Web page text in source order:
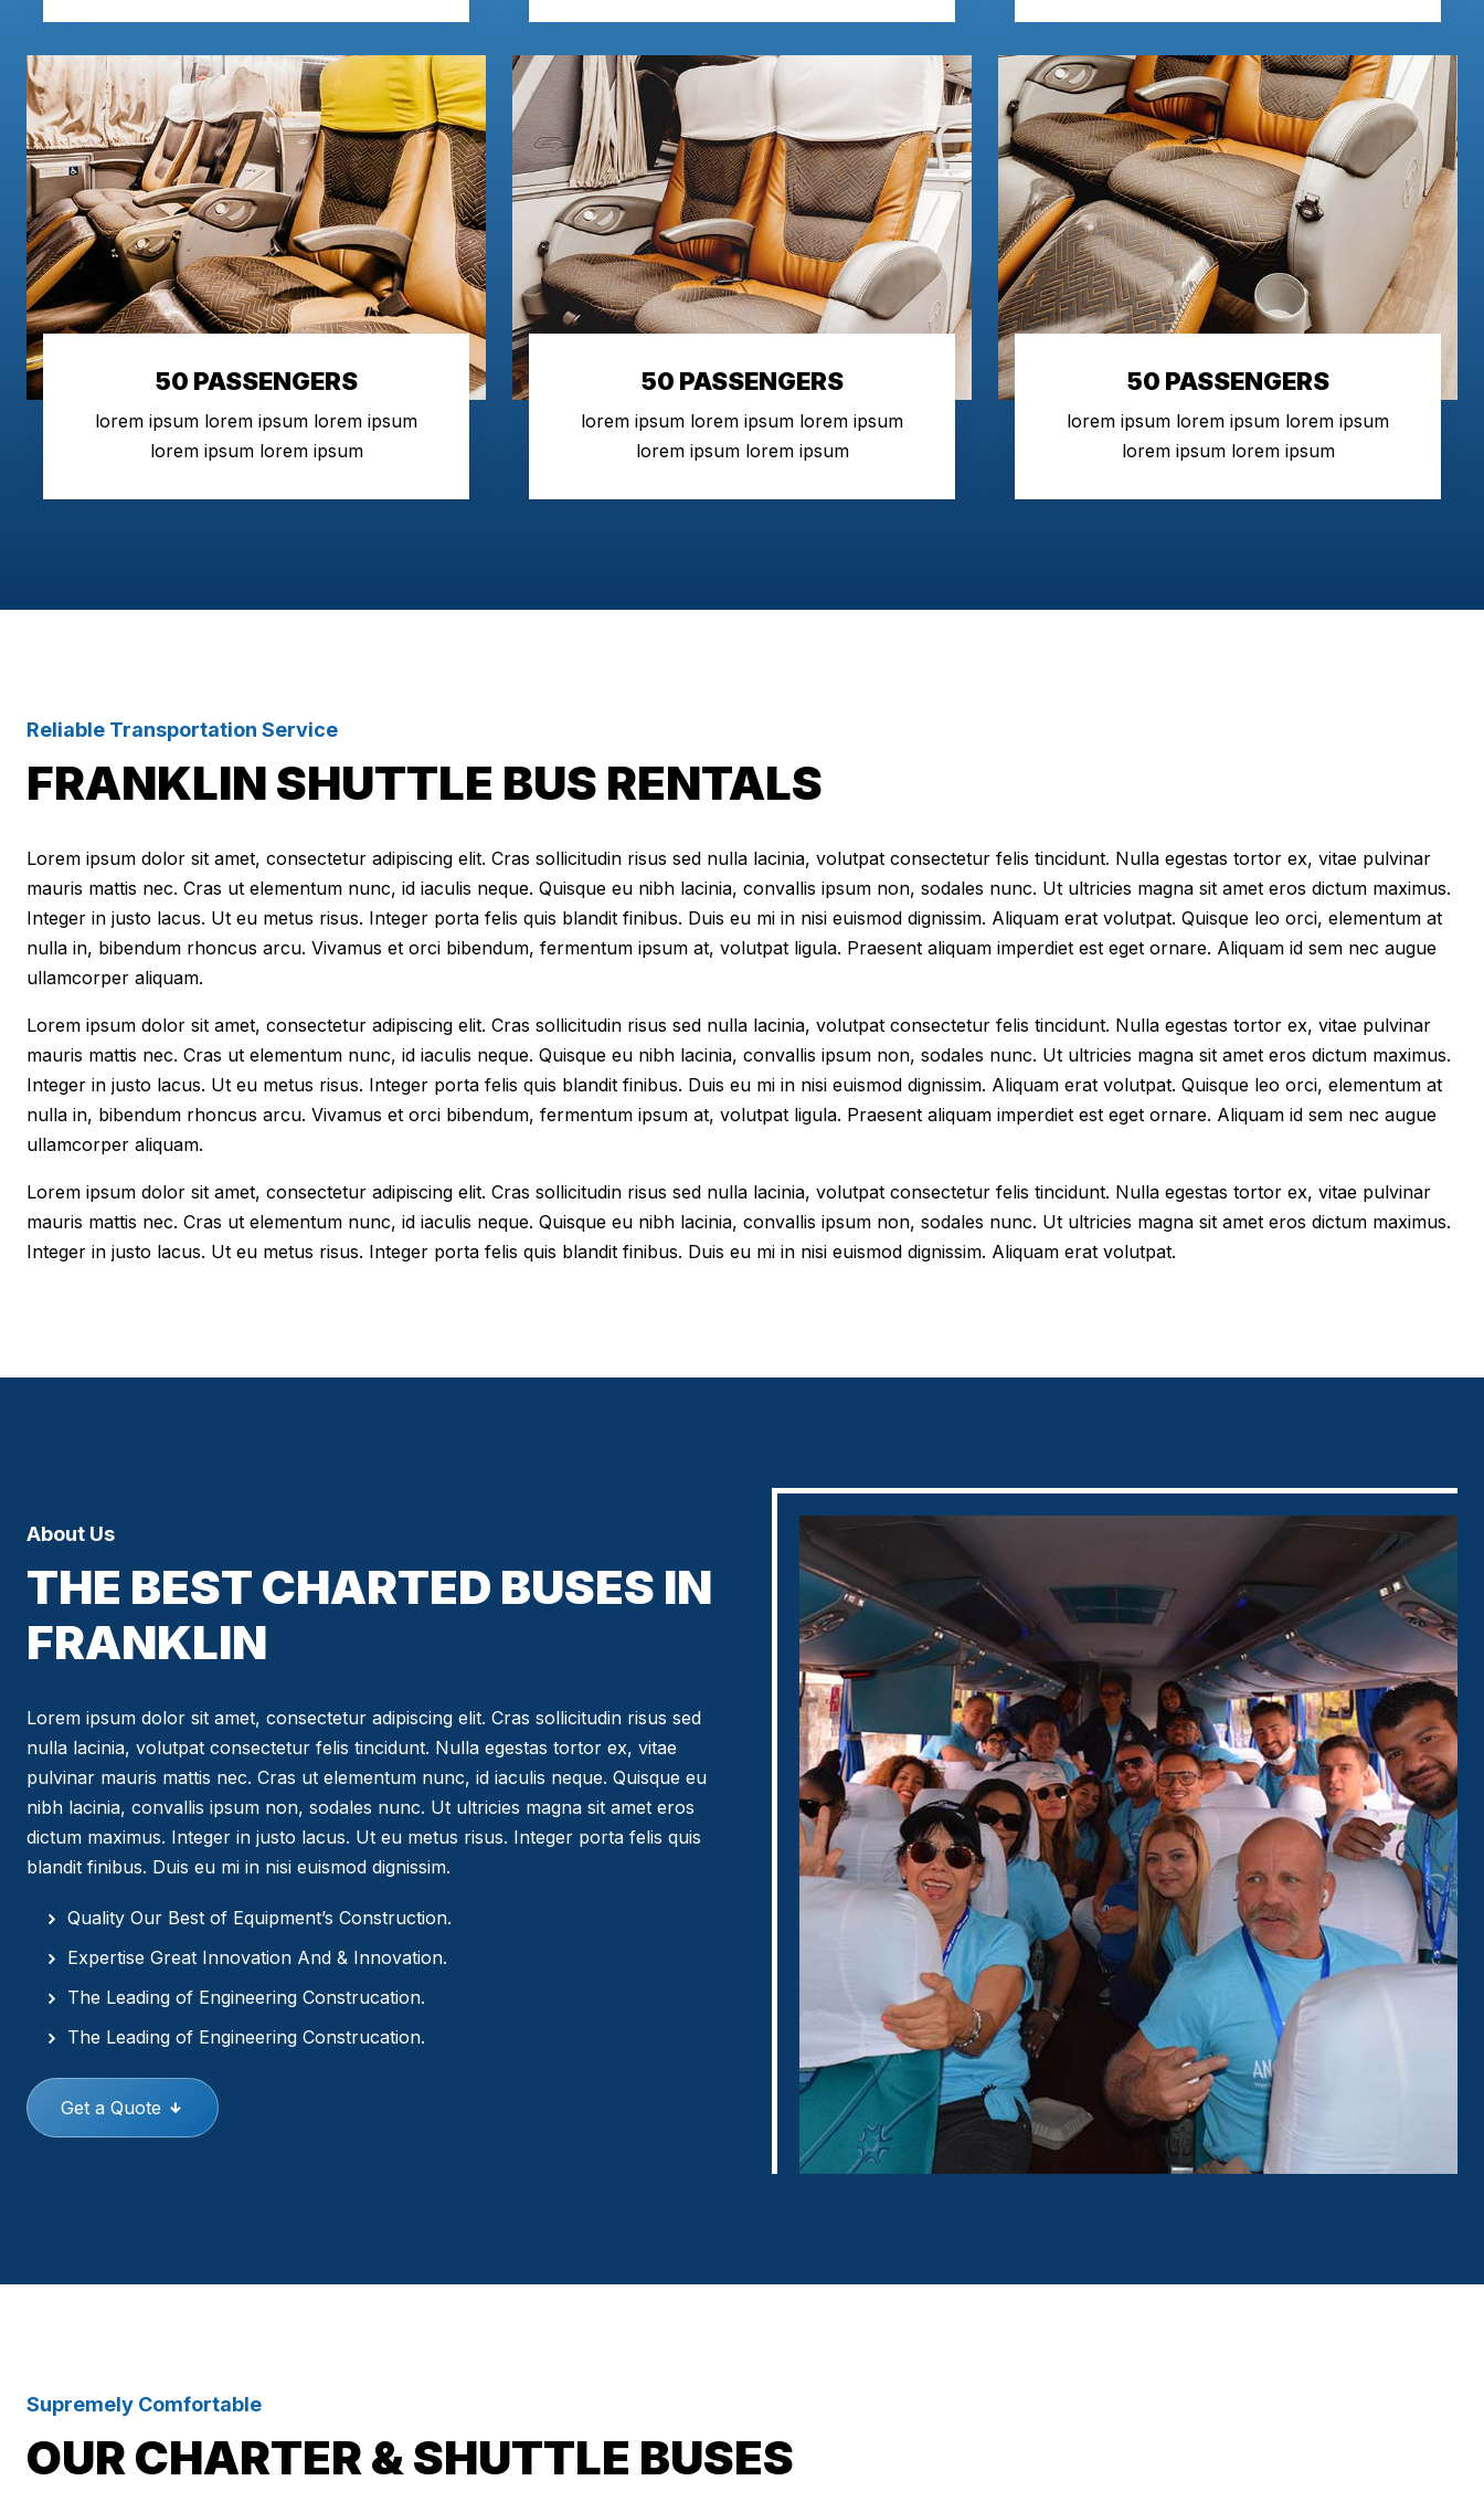
50 PASSENGERS
lorem ipsum lorem ipsum lorem ipsum
lorem ipsum lorem ipsum
50 PASSENGERS
lorem ipsum lorem ipsum lorem ipsum
lorem ipsum lorem ipsum
50 PASSENGERS
lorem ipsum lorem ipsum lorem ipsum
lorem ipsum lorem ipsum
Reliable Transportation Service
FRANKLIN SHUTTLE BUS RENTALS
Lorem ipsum dolor sit amet, consectetur adipiscing elit. Cras sollicitudin risus sed nulla lacinia, volutpat consectetur felis tincidunt. Nulla egestas tortor ex, vitae pulvinar
mauris mattis nec. Cras ut elementum nunc, id iaculis neque. Quisque eu nibh lacinia, convallis ipsum non, sodales nunc. Ut ultricies magna sit amet eros dictum maximus.
Integer in justo lacus. Ut eu metus risus. Integer porta felis quis blandit finibus. Duis eu mi in nisi euismod dignissim. Aliquam erat volutpat. Quisque leo orci, elementum at
nulla in, bibendum rhoncus arcu. Vivamus et orci bibendum, fermentum ipsum at, volutpat ligula. Praesent aliquam imperdiet est eget ornare. Aliquam id sem nec augue
ullamcorper aliquam.
Lorem ipsum dolor sit amet, consectetur adipiscing elit. Cras sollicitudin risus sed nulla lacinia, volutpat consectetur felis tincidunt. Nulla egestas tortor ex, vitae pulvinar
mauris mattis nec. Cras ut elementum nunc, id iaculis neque. Quisque eu nibh lacinia, convallis ipsum non, sodales nunc. Ut ultricies magna sit amet eros dictum maximus.
Integer in justo lacus. Ut eu metus risus. Integer porta felis quis blandit finibus. Duis eu mi in nisi euismod dignissim. Aliquam erat volutpat. Quisque leo orci, elementum at
nulla in, bibendum rhoncus arcu. Vivamus et orci bibendum, fermentum ipsum at, volutpat ligula. Praesent aliquam imperdiet est eget ornare. Aliquam id sem nec augue
ullamcorper aliquam.
Lorem ipsum dolor sit amet, consectetur adipiscing elit. Cras sollicitudin risus sed nulla lacinia, volutpat consectetur felis tincidunt. Nulla egestas tortor ex, vitae pulvinar
mauris mattis nec. Cras ut elementum nunc, id iaculis neque. Quisque eu nibh lacinia, convallis ipsum non, sodales nunc. Ut ultricies magna sit amet eros dictum maximus.
Integer in justo lacus. Ut eu metus risus. Integer porta felis quis blandit finibus. Duis eu mi in nisi euismod dignissim. Aliquam erat volutpat.
About Us
THE BEST CHARTED BUSES IN
FRANKLIN
Lorem ipsum dolor sit amet, consectetur adipiscing elit. Cras sollicitudin risus sed
nulla lacinia, volutpat consectetur felis tincidunt. Nulla egestas tortor ex, vitae
pulvinar mauris mattis nec. Cras ut elementum nunc, id iaculis neque. Quisque eu
nibh lacinia, convallis ipsum non, sodales nunc. Ut ultricies magna sit amet eros
dictum maximus. Integer in justo lacus. Ut eu metus risus. Integer porta felis quis
blandit finibus. Duis eu mi in nisi euismod dignissim.
Quality Our Best of Equipment’s Construction.
Expertise Great Innovation And & Innovation.
The Leading of Engineering Construcation.
The Leading of Engineering Construcation.
Get a Quote
Supremely Comfortable
OUR CHARTER & SHUTTLE BUSES